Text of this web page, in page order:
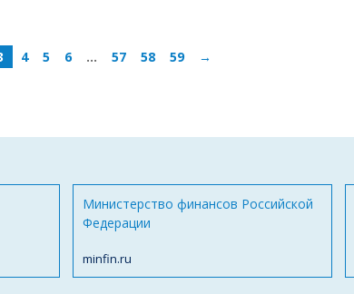
4 5 6 … 57 58 59 →
Министерство финансов Российской
Федерации
minfin.ru